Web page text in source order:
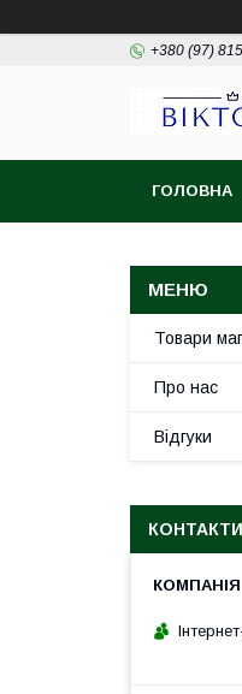
+380 (97)
ГОЛОВНА
Товари
Про нас
Відгуки
КОНТАКТИ